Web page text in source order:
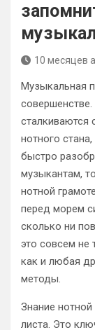
10 месяцев
Музыкальная
сталкиваются
нотного
быстро
музыкантам,
нотной
перед морем
сколько ни
это совсем не
как и любая
методы.
Знание
листа. Это